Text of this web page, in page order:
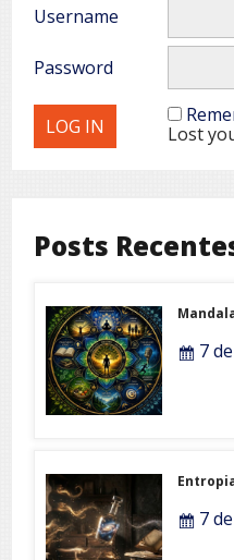
Username
Password
Lost
Posts
7
7